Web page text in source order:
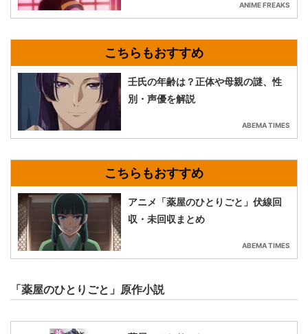
ANIME FREAKS
壬氏の年齢は？正体や母親の謎、性
別・声優を解説
ABEMA TIMES
アニメ「薬屋のひとりごと」伏線回
収・未回収まとめ
ABEMA TIMES
「薬屋のひとりごと」原作小説